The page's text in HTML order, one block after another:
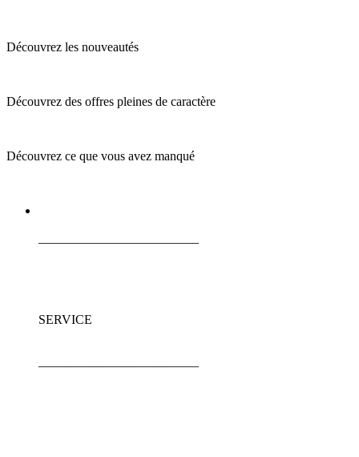
Découvrez les nouveautés
Découvrez des offres pleines de caractère
Découvrez ce que vous avez manqué
SERVICE